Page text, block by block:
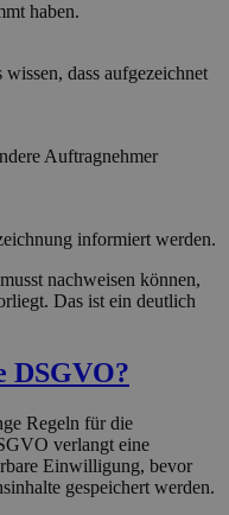
haben.
dass aufgezeichnet
Auftragnehmer
informiert werden.
nachweisen können,
Das ist ein deutlich
DSGVO?
Regeln für die
verlangt eine
Einwilligung, bevor
gespeichert werden.